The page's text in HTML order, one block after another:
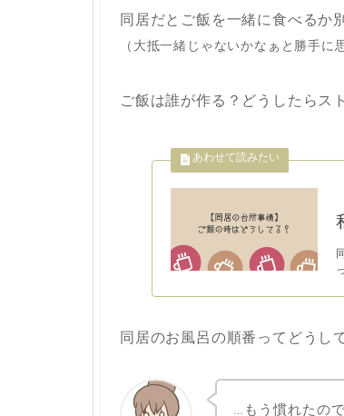
同居だとご飯を一緒に食べるか
（大抵一緒じゃないかなぁと勝手に
ご飯は誰が作る？どうしたらス
同居のお風呂の順番ってどうし
…もう慣れたの